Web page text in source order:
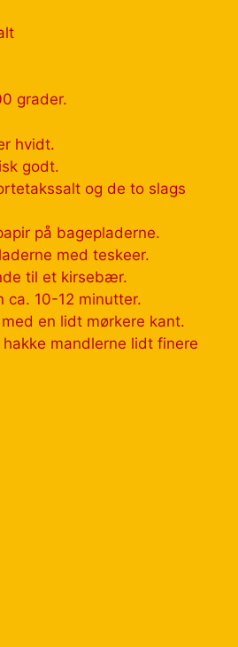
grader.
hvidt.
godt.
og de to slags
på bagepladerne.
med teskeer.
til et kirsebær.
ca. 10-12 minutter.
en lidt mørkere kant.
mandlerne lidt finere